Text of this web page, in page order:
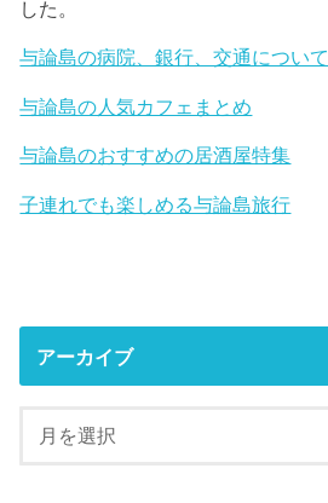
した。
与論島の病院、銀行、交通について
与論島の人気カフェまとめ
与論島のおすすめの居酒屋特集
子連れでも楽しめる与論島旅行
アーカイブ